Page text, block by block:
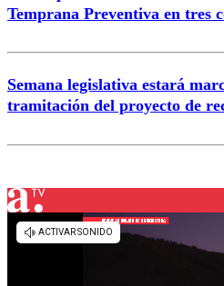
Temprana Preventiva en tres
Semana legislativa estará
tramitación del proyecto de